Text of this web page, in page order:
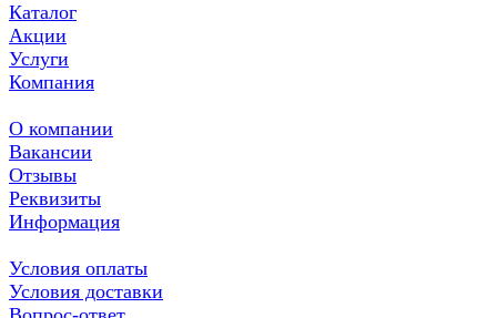
Каталог
Акции
Услуги
Компания
О компании
Вакансии
Отзывы
Реквизиты
Информация
Условия оплаты
Условия доставки